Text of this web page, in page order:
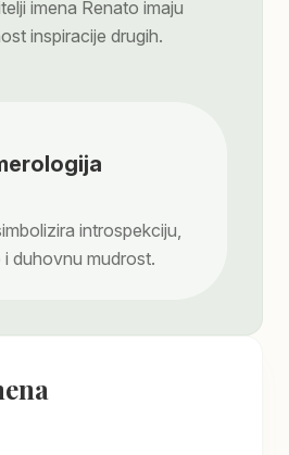
imena Renato imaju
inspiracije drugih.
introspekciju,
duhovnu mudrost.